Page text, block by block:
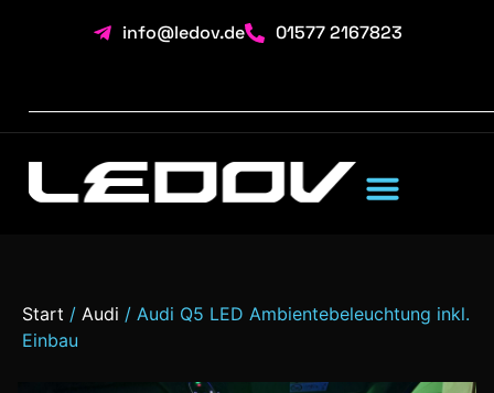
info@ledov.de 01577 2167823
Start / Audi / Audi Q5 LED Ambientebeleuchtung inkl.
Einbau